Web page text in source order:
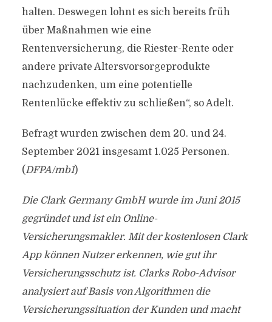
halten. Deswegen lohnt es sich bereits früh
über Maßnahmen wie eine
Rentenversicherung, die Riester-Rente oder
andere private Altersvorsorgeprodukte
nachzudenken, um eine potentielle
Rentenlücke effektiv zu schließen“, so Adelt.
Befragt wurden zwischen dem 20. und 24.
September 2021 insgesamt 1.025 Personen.
(DFPA/mb1)
Die Clark Germany GmbH wurde im Juni 2015
gegründet und ist ein Online-
Versicherungsmakler. Mit der kostenlosen Clark
App können Nutzer erkennen, wie gut ihr
Versicherungsschutz ist. Clarks Robo-Advisor
analysiert auf Basis von Algorithmen die
Versicherungssituation der Kunden und macht